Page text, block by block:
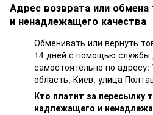
Адрес возврата или
и ненадлежащего качества
Обменивать или вернуть
14 дней с помощью службы
самостоятельно по адресу:
область, Киев, улица
Кто платит за пересылку
надлежащего и